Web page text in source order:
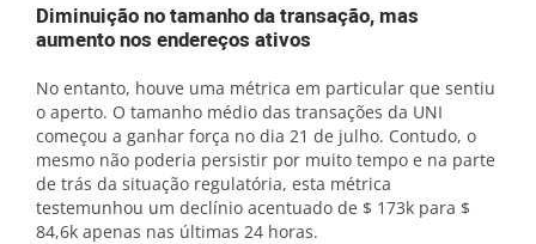
Diminuição no tamanho da transação, mas
aumento nos endereços ativos
No entanto, houve uma métrica em particular que sentiu
o aperto. O tamanho médio das transações da UNI
começou a ganhar força no dia 21 de julho. Contudo, o
mesmo não poderia persistir por muito tempo e na parte
de trás da situação regulatória, esta métrica
testemunhou um declínio acentuado de $ 173k para $
84,6k apenas nas últimas 24 horas.